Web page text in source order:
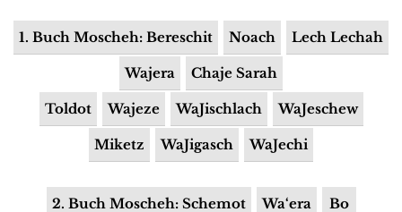
1. Buch Moscheh: Bereschit Noach Lech Lechah
Wajera Chaje Sarah
Toldot Wajeze WaJischlach WaJeschew
Miketz WaJigasch WaJechi
2. Buch Moscheh: Schemot Wa‘era Bo